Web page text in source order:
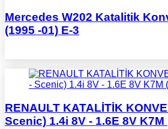
Mercedes W202 Katalitik
(1995 -01) E-3
RENAULT KATALİTİK
Scenic) 1.4i 8V - 1.6E 8V K7M